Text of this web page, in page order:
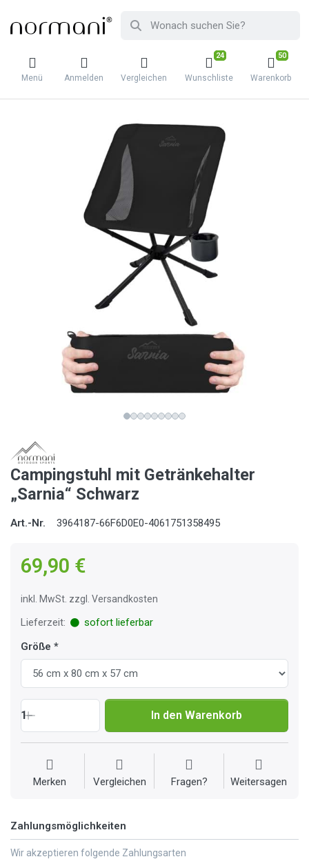
Menü Anmelden Vergleichen
24
Wunschliste
50
Warenkorb
Campingstuhl mit Getränkehalter
„Sarnia“ Schwarz
Art.-Nr. 3964187-66F6D0E0-4061751358495
69,90 €
inkl. MwSt. zzgl. Versandkosten
Lieferzeit:
sofort lieferbar
Größe
1 In den Warenkorb
Merken Vergleichen Fragen? Weitersagen
Zahlungsmöglichkeiten
Wir akzeptieren folgende Zahlungsarten